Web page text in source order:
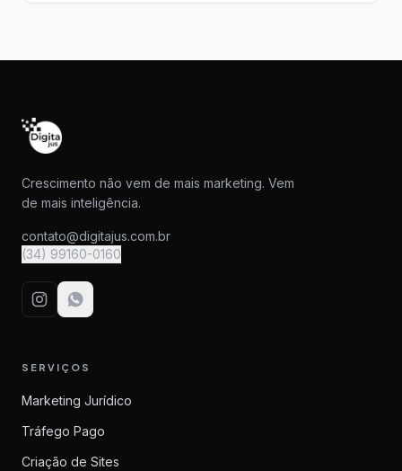
Crescimento não vem de mais marketing. Vem
de mais inteligência.
contato@digitajus.com.br
(34) 99160-0160
SERVIÇOS
Marketing Jurídico
Tráfego Pago
Criação de Sites